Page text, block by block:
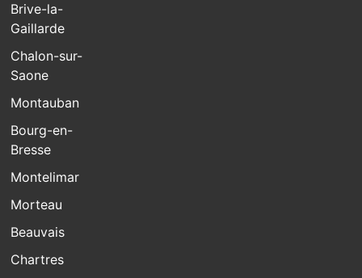
Brive-la-
Gaillarde
Chalon-sur-
Saone
Montauban
Bourg-en-
Bresse
Montelimar
Morteau
Beauvais
Chartres